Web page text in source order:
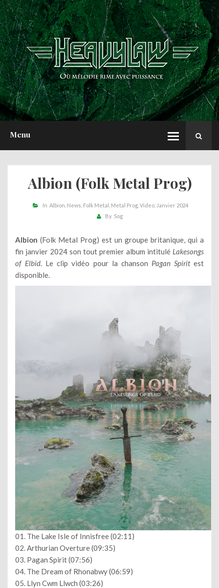
Menu
ACCUEIL
NEWS
CHRONIQUES
INTERVIEWS
REPORTS
A PROPOS
Albion (Folk Metal Prog)
In Albion News Folk Metal Metal Prog Video Janvier 2024
By Sog
Albion (Folk Metal Prog) est un groupe britanique, qui a
fin janvier 2024 son tout premier album intitulé Lakesongs
of Elbid. Le clip vidéo pour la chanson Pagan Spiritest
disponible.
01. The Lake Isle of Innisfree (02:11)
02. Arthurian Overture (09:35)
03. Pagan Spirit (07:56)
04. The Dream of Rhonabwy (06:59)
05. Llyn Cwm Llwch (03:26)